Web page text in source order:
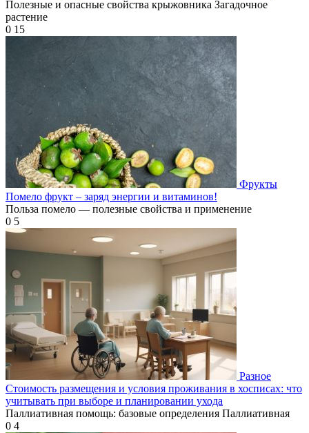
Полезные и опасные свойства крыжовника Загадочное
растение
0 15
Фрукты
Помело фрукт – заряд энергии и витаминов!
Польза помело — полезные свойства и применение
0 5
Разное
Стоимость размещения и условия проживания в хосписах: что
учитывать при выборе и планировании ухода
Паллиативная помощь: базовые определения Паллиативная
0 4